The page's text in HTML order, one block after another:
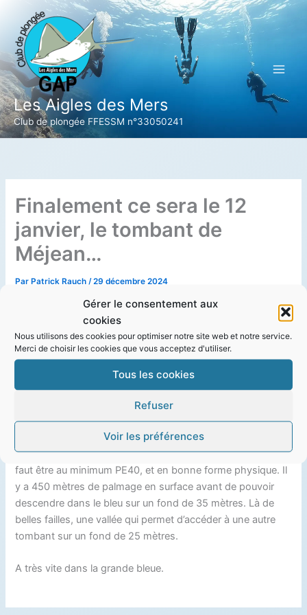
Gérer le consentement aux
cookies
Nous utilisons des cookies pour optimiser notre site web et notre service.
Merci de choisir les cookies que vous acceptez d'utiliser.
Tous les cookies
Refuser
Voir les préférences
contenu
Les Aigles des Mers
Club de plongée FFESSM n°33050241
Finalement ce sera le 12
janvier, le tombant de
Méjean…
Par Patrick Rauch/29 décembre 2024
!! Attention nouveau changement de date pour cause de
météo défavorable !!
Après la plongée du jour à Sausset, avec un repas pris au
soleil dans des conditions très agréables, l’idée naissait de
revenir le week-end du12 janvierpour une autre plongée.
Alors voici la proposition : ledimanche 12 janvier, une
plongée du bord dans un lieu que nous n’avons pas
fréquenté depuis plusieurs années, le tombant de Méjean. Il
faut être au minimum PE40, et en bonne forme physique. Il
y a 450 mètres de palmage en surface avant de pouvoir
descendre dans le bleu sur un fond de 35 mètres. Là de
belles failles, une vallée qui permet d’accéder à une autre
tombant sur un fond de 25 mètres.
A très vite dans la grande bleue.